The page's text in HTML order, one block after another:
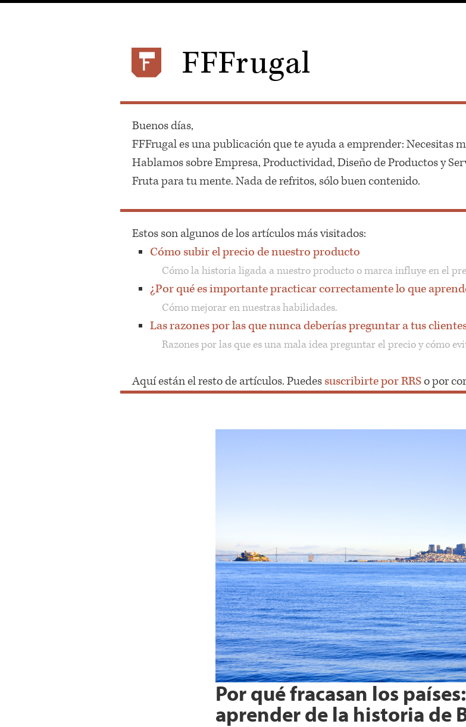
FFFrugal
Buenos días,
FFFrugal es una publicación que te ayuda a emprender: Necesitas
Hablamos sobre Empresa, Productividad, Diseño de Productos y
Fruta para tu mente. Nada de refritos, sólo buen contenido.
Estos son algunos de los artículos más visitados:
Cómo subir el precio de nuestro producto
Cómo la historia ligada a nuestro producto o marca influye en el
¿Por qué es importante practicar correctamente lo que
Cómo mejorar en nuestras habilidades.
Las razones por las que nunca deberías preguntar a tus
Razones por las que es una mala idea preguntar el precio y cómo
Aquí están el resto de artículos. Puedes suscribirte por RRSo por
Por qué fracasan los
aprender de la historia de